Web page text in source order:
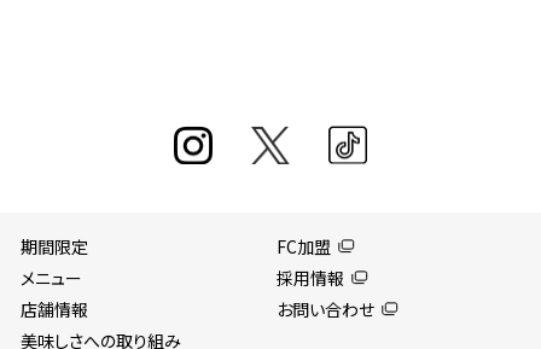
期間限定
メニュー
店舗情報
美味しさへの取り組み
FC加盟
採用情報
お問い合わせ